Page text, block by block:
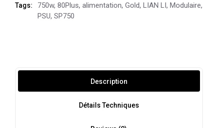
Tags: 750w,80Plus,alimentation,Gold,LIAN LI,Modulaire,
PSU,SP750
Description
Détails Techniques